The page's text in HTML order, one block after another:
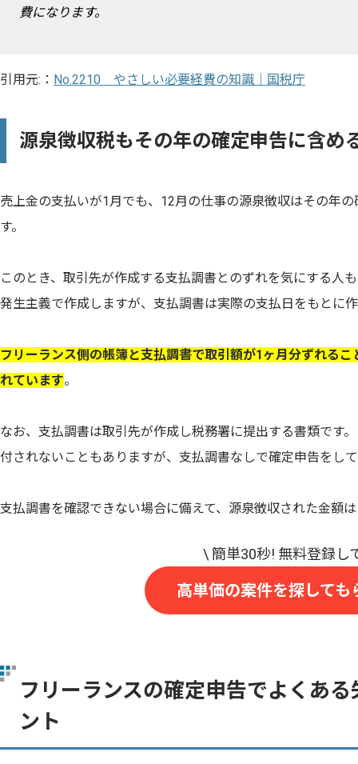
費になります。
引用元:： No.2210 やさしい必要経費の知識｜国税庁
源泉徴収税もその年の確定申告に含め
売上金の支払いが1月でも、12月の仕事の源泉徴収はその年
す。
このとき、取引先が作成する支払調書とのずれを気にする人
発生主義で作成しますが、支払調書は実際の支払日をもとに
フリーランス側の帳簿と支払調書で取引額が1ヶ月分ずれる
れています。
なお、支払調書は取引先が作成し税務署に提出する書類です
付されないこともありますが、支払調書なしで確定申告をし
支払調書を確認できない場合に備えて、源泉徴収された金額
高単価の案件を探しても
フリーランスの確定申告でよくあ
ント